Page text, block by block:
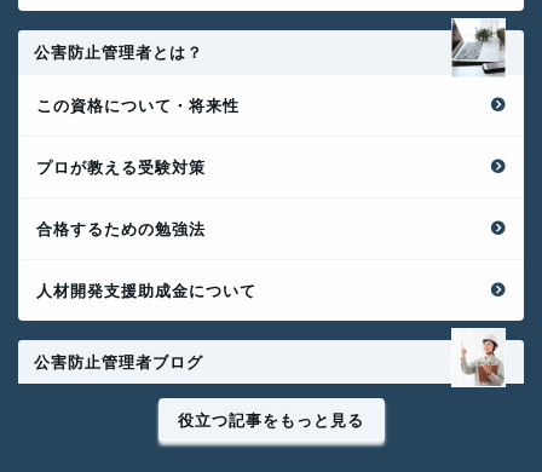
公害防止管理者とは？
この資格について・将来性
プロが教える受験対策
合格するための勉強法
人材開発支援助成金について
公害防止管理者ブログ
役立つ記事をもっと見る